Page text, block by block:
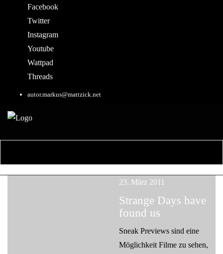
Facebook
Twitter
Instagram
Youtube
Wattpad
Threads
autor.markus@mattzick.net
23. März 2011
Strange Days have
found us
Sneak Previews sind eine
Möglichkeit Filme zu sehen,